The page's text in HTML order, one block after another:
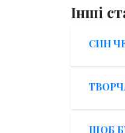
Інші
CИН
ЩОБ